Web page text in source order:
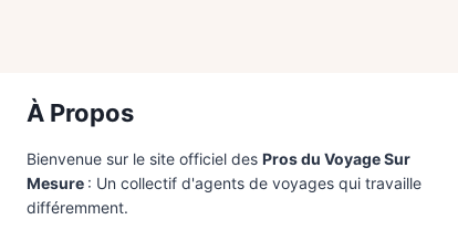
À Propos
Bienvenue sur le site officiel des Pros du Voyage Sur
Mesure : Un collectif d'agents de voyages qui travaille
différemment.